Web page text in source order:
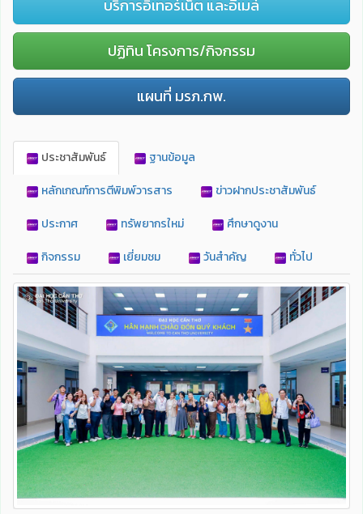
บริการอิเทอร์เน็ต และอีเมล์
ปฏิทิน โครงการ/กิจกรรม
แผนที่ มรภ.กพ.
ประชาสัมพันธ์
ฐานข้อมูล
หลักเกณฑ์การตีพิมพ์วารสาร
ข่าวฝากประชาสัมพันธ์
ประกาศ
ทรัพยากรใหม่
ศึกษาดูงาน
กิจกรรม
เยี่ยมชม วันสำคัญ ทั่วไป